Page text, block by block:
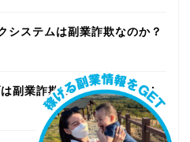
システムは副業詐欺なのか？
副業詐欺なのか？最先端AI